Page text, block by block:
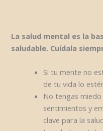
La salud mental es la
saludable. Cuídala
Si tu mente no
de tu vida lo
No tengas
sentimientos y
clave para la